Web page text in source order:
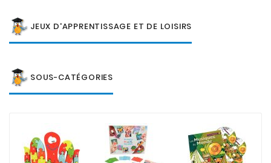
JEUX D'APPRENTISSAGE ET DE LOISIRS
SOUS-CATÉGORIES